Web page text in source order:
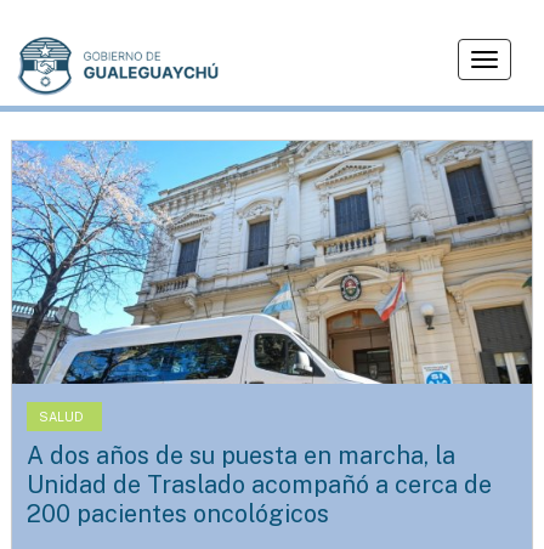
T
g
g
l
e
n
a
v
i
a
t
SALUD
A dos años de su puesta en marcha, la
Unidad de Traslado acompañó a cerca de
200 pacientes oncológicos